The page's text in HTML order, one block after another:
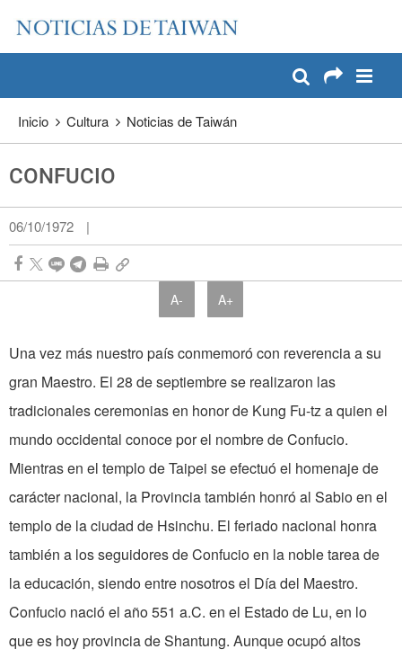
Pase a contenido principal
Inicio Cultura Noticias de Taiwán
CONFUCIO
06/10/1972 |
A- A+
Una vez más nuestro país conmemoró con reverencia a su
gran Maestro. El 28 de septiembre se realizaron las
tradicionales ceremonias en honor de Kung Fu-tz a quien el
mundo occidental conoce por el nombre de Confucio.
Mientras en el templo de Taipei se efectuó el homenaje de
carácter nacional, la Provincia también honró al Sabio en el
templo de la ciudad de Hsinchu. El feriado nacional honra
también a los seguidores de Confucio en la noble tarea de
la educación, siendo entre nosotros el Día del Maestro.
Confucio nació el año 551 a.C. en el Estado de Lu, en lo
que es hoy provincia de Shantung. Aunque ocupó altos